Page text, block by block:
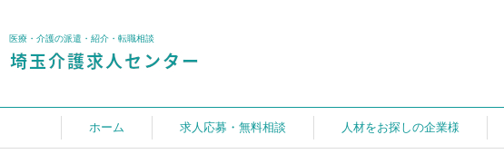
医療・介護の派遣・紹介・転職相談
ホーム 求人応募・無料相談 人材をお探しの企業様